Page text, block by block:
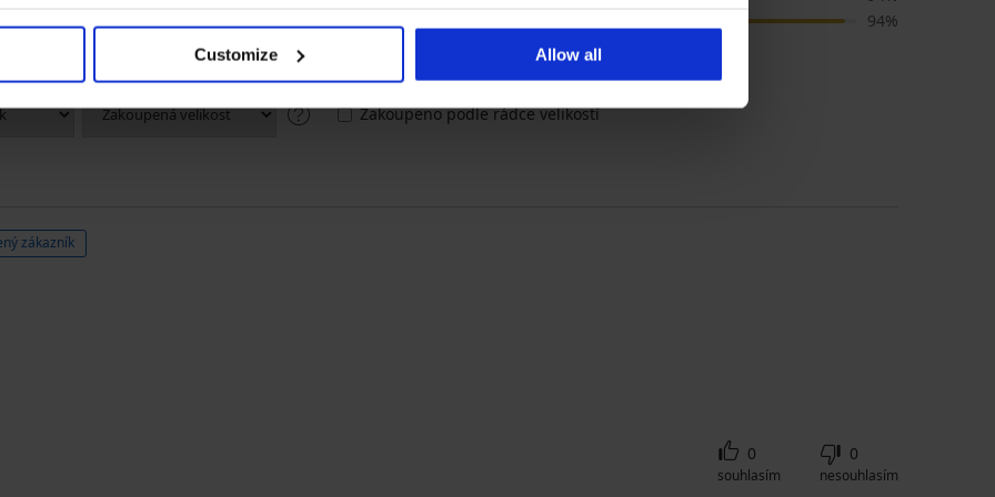
Customize Allow all
2
1
94%
Zakoupeno podle rádce velikostí
zákazník
0
souhlasím
0
nesouhlasím